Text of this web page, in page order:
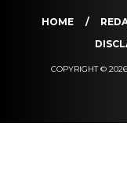
HOME
COPYRIGHT ©